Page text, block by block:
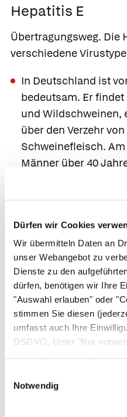
Dürfen wir Cookies
Wir übermitteln Daten an
unser Webangebot zu
Dienste zu den
dürfen, benötigen wir Ihre
"Auswahl erlauben" oder
stimmen Sie diesen
umfasst auch Ihre
DSGVO. Unter "Nur
Notwendig
Hepatitis E
Übertragungsweg. Die
verschiedene
In Deutschland ist
bedeutsam. Er
und Wildschweinen,
über den Verzehr
Schweinefleisch.
Männer über 40
haben die
die akute
auch schwere
typischen Hepatitis-
Müdigkeit,
selten auch
Nervenschmerzen
Hepatitis-E-Viren
dagegen vor allem in
und werden wie die
durch verseuchtes
Eine spezielle
nicht notwendig, in
spontan.